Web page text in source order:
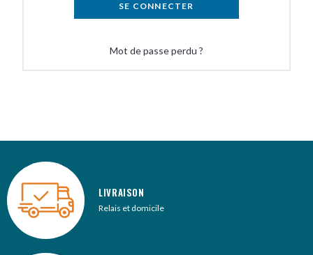
e
SE CONNECTER
Mot de passe perdu ?
LIVRAISON
Relais et domicile